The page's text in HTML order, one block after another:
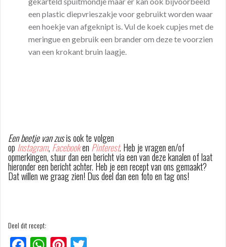
een plastic diepvrieszakje voor gebruikt worden waar
een hoekje van afgeknipt is. Vul de koek cupjes met de
meringue en gebruik een brander om deze te voorzien
van een krokant bruin laagje.
Een beetje van zusis ook te volgen
op Instagram, Facebooken Pinterest. Heb je vragen en/of
opmerkingen, stuur dan een bericht via een van deze kanalen of laat
hieronder een bericht achter. Heb je een recept van ons gemaakt?
Dat willen we graag zien! Dus deel dan een foto en tag ons!
Deel dit recept: